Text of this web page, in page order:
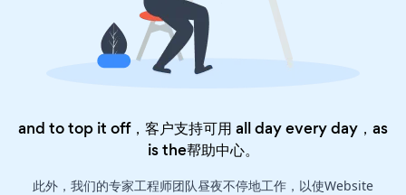
and to top it off，客户支持可用 all day every day，as
is the帮助中心。
此外，我们的专家工程师团队昼夜不停地工作，以使Website